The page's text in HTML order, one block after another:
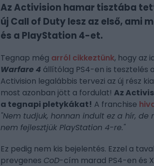
Az Activision hamar tisztába
új Call of Duty lesz az első, ami
és a PlayStation 4-et.
Tegnap még arról cikkeztünk, hogy az
Warfare 4 állítólag PS4-en is tesztelés
Activision legalábbis tervezi az új rész
most azonban jött a fordulat! Az
a tegnapi pletykákat! A franchise
"Nem tudjuk, honnan indult ez a hír,
nem fejlesztjük PlayStation 4-re."
Ez pedig nem kis bejelentés. Ezzel a
prevgenes CoD-cím marad PS4-en és